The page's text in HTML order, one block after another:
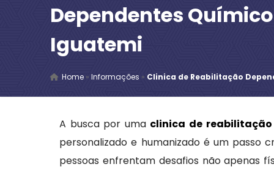
Dependentes
Iguatemi
Home »Informações » Clinica de Reabilitação
A busca por uma clinica de
personalizado e humanizado é um passo
pessoas enfrentam desafios não apenas